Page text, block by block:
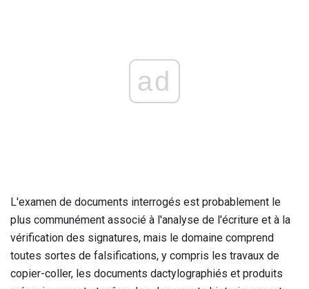
ad
L'examen de documents interrogés est probablement le
plus communément associé à l'analyse de l'écriture et à la
vérification des signatures, mais le domaine comprend
toutes sortes de falsifications, y compris les travaux de
copier-coller, les documents dactylographiés et produits